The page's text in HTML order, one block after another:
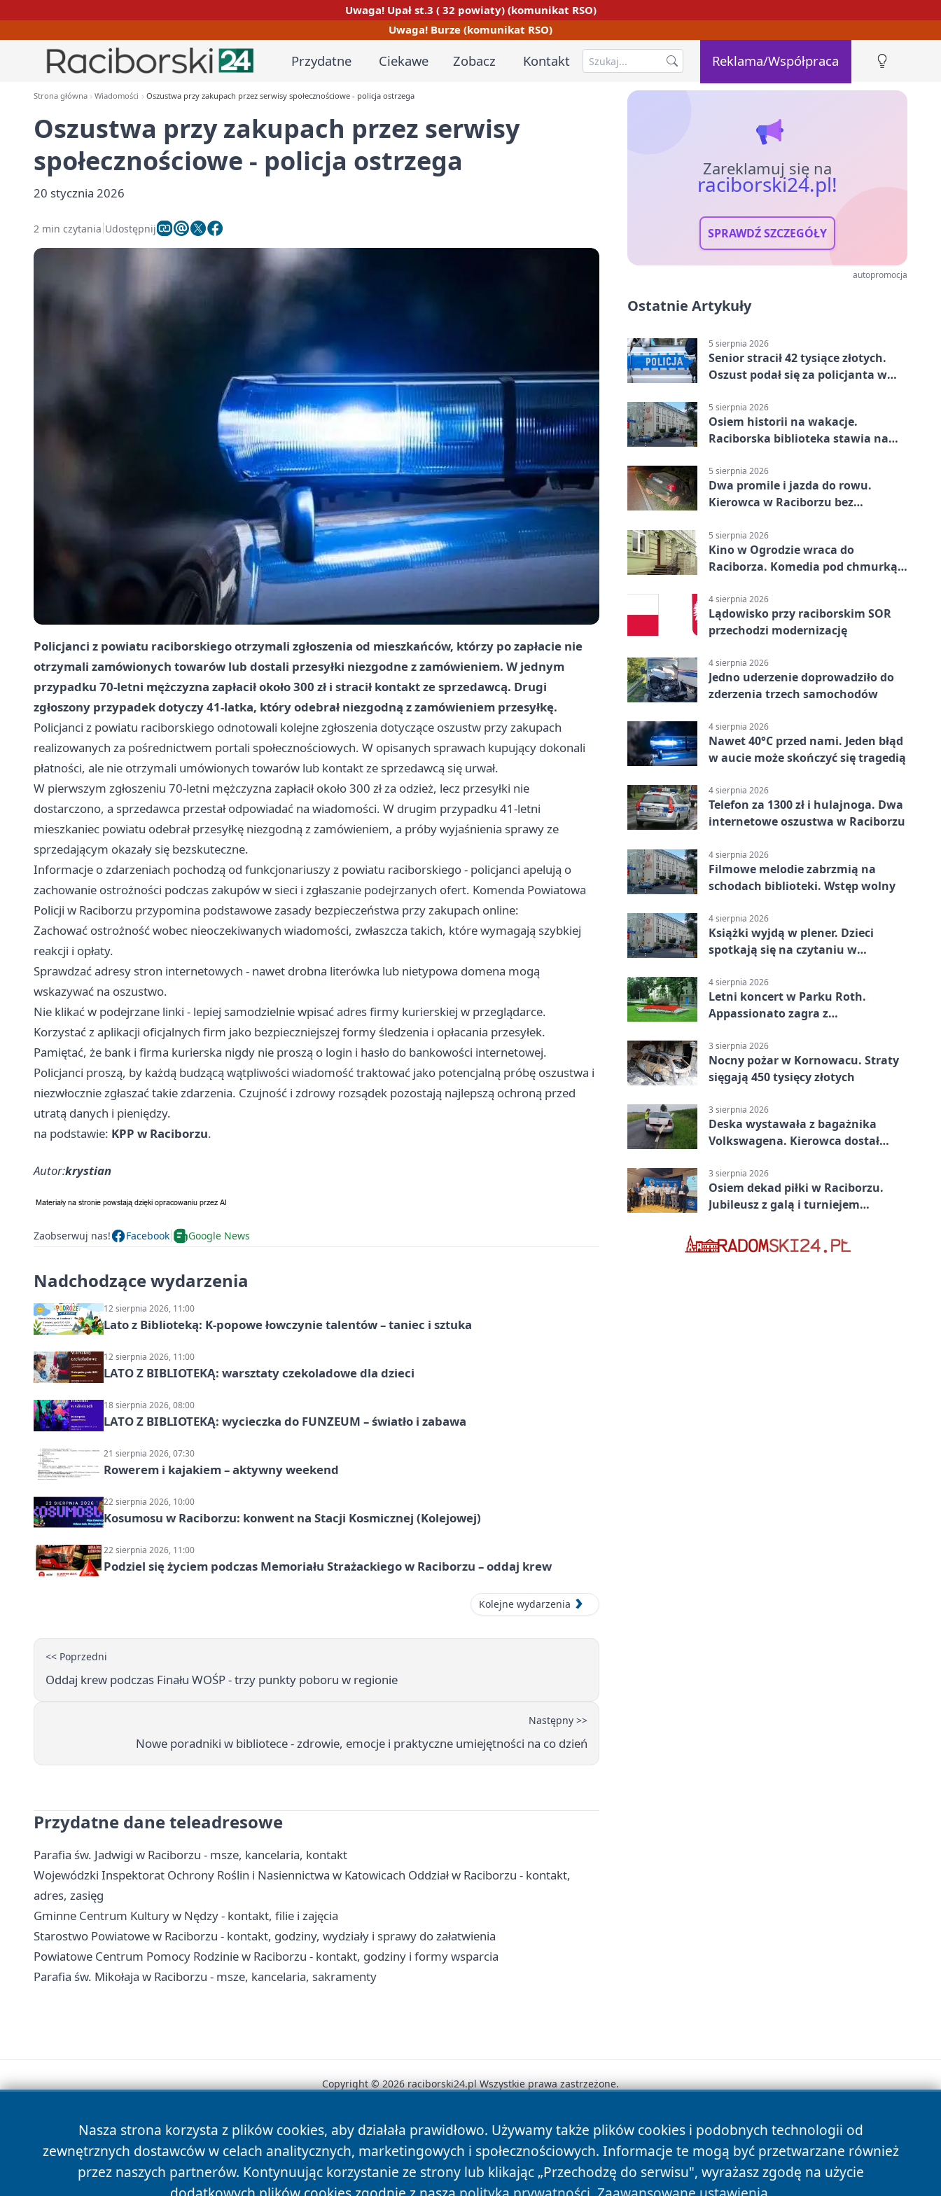
Uwaga! Upał st.3 ( 32 powiaty) (komunikat RSO)
Uwaga! Burze (komunikat RSO)
Przydatne Ciekawe Zobacz Kontakt Reklama/Współpraca
Strona główna Wiadomości Oszustwa przy zakupach przez serwisy społecznościowe - policja ostrzega
Oszustwa przy zakupach przez serwisy
społecznościowe - policja ostrzega
20 stycznia 2026
2 min czytania Udostępnij
Policjanci z powiatu raciborskiego otrzymali zgłoszenia od mieszkańców, którzy po zapłacie nie
otrzymali zamówionych towarów lub dostali przesyłki niezgodne z zamówieniem. W jednym
przypadku 70-letni mężczyzna zapłacił około 300 zł i stracił kontakt ze sprzedawcą. Drugi
zgłoszony przypadek dotyczy 41-latka, który odebrał niezgodną z zamówieniem przesyłkę.
Policjanci z powiatu raciborskiego odnotowali kolejne zgłoszenia dotyczące oszustw przy zakupach
realizowanych za pośrednictwem portali społecznościowych. W opisanych sprawach kupujący dokonali
płatności, ale nie otrzymali umówionych towarów lub kontakt ze sprzedawcą się urwał.
W pierwszym zgłoszeniu 70-letni mężczyzna zapłacił około 300 zł za odzież, lecz przesyłki nie
dostarczono, a sprzedawca przestał odpowiadać na wiadomości. W drugim przypadku 41-letni
mieszkaniec powiatu odebrał przesyłkę niezgodną z zamówieniem, a próby wyjaśnienia sprawy ze
sprzedającym okazały się bezskuteczne.
Informacje o zdarzeniach pochodzą od funkcjonariuszy z powiatu raciborskiego - policjanci apelują o
zachowanie ostrożności podczas zakupów w sieci i zgłaszanie podejrzanych ofert. Komenda Powiatowa
Policji w Raciborzu przypomina podstawowe zasady bezpieczeństwa przy zakupach online:
Zachować ostrożność wobec nieoczekiwanych wiadomości, zwłaszcza takich, które wymagają szybkiej
reakcji i opłaty.
Sprawdzać adresy stron internetowych - nawet drobna literówka lub nietypowa domena mogą
wskazywać na oszustwo.
Nie klikać w podejrzane linki - lepiej samodzielnie wpisać adres firmy kurierskiej w przeglądarce.
Korzystać z aplikacji oficjalnych firm jako bezpieczniejszej formy śledzenia i opłacania przesyłek.
Pamiętać, że bank i firma kurierska nigdy nie proszą o login i hasło do bankowości internetowej.
Policjanci proszą, by każdą budzącą wątpliwości wiadomość traktować jako potencjalną próbę oszustwa i
niezwłocznie zgłaszać takie zdarzenia. Czujność i zdrowy rozsądek pozostają najlepszą ochroną przed
utratą danych i pieniędzy.
na podstawie: KPP w Raciborzu.
Autor:krystian
Zaobserwuj nas! Facebook Google News
Nadchodzące wydarzenia
12 sierpnia 2026, 11:00
Lato z Biblioteką: K-popowe łowczynie talentów – taniec i sztuka
12 sierpnia 2026, 11:00
LATO Z BIBLIOTEKĄ: warsztaty czekoladowe dla dzieci
18 sierpnia 2026, 08:00
LATO Z BIBLIOTEKĄ: wycieczka do FUNZEUM – światło i zabawa
21 sierpnia 2026, 07:30
Rowerem i kajakiem – aktywny weekend
22 sierpnia 2026, 10:00
Kosumosu w Raciborzu: konwent na Stacji Kosmicznej (Kolejowej)
22 sierpnia 2026, 11:00
Podziel się życiem podczas Memoriału Strażackiego w Raciborzu – oddaj krew
Kolejne wydarzenia
<< Poprzedni
Oddaj krew podczas Finału WOŚP - trzy punkty poboru w regionie
Następny >>
Nowe poradniki w bibliotece - zdrowie, emocje i praktyczne umiejętności na co dzień
Przydatne dane teleadresowe
Parafia św. Jadwigi w Raciborzu - msze, kancelaria, kontakt
Wojewódzki Inspektorat Ochrony Roślin i Nasiennictwa w Katowicach Oddział w Raciborzu - kontakt,
adres, zasięg
Gminne Centrum Kultury w Nędzy - kontakt, filie i zajęcia
Starostwo Powiatowe w Raciborzu - kontakt, godziny, wydziały i sprawy do załatwienia
Powiatowe Centrum Pomocy Rodzinie w Raciborzu - kontakt, godziny i formy wsparcia
Parafia św. Mikołaja w Raciborzu - msze, kancelaria, sakramenty
Zareklamuj się na
raciborski24.pl!
SPRAWDŹ SZCZEGÓŁY
autopromocja
Ostatnie Artykuły
5 sierpnia 2026
Senior stracił 42 tysiące złotych.
Oszust podał się za policjanta w
5 sierpnia 2026
Osiem historii na wakacje.
Raciborska biblioteka stawia na
5 sierpnia 2026
Dwa promile i jazda do rowu.
Kierowca w Raciborzu bez
5 sierpnia 2026
Kino w Ogrodzie wraca do
Raciborza. Komedia pod chmurką
4 sierpnia 2026
Lądowisko przy raciborskim SOR
przechodzi modernizację
4 sierpnia 2026
Jedno uderzenie doprowadziło do
zderzenia trzech samochodów
4 sierpnia 2026
Nawet 40°C przed nami. Jeden błąd
w aucie może skończyć się tragedią
4 sierpnia 2026
Telefon za 1300 zł i hulajnoga. Dwa
internetowe oszustwa w Raciborzu
4 sierpnia 2026
Filmowe melodie zabrzmią na
schodach biblioteki. Wstęp wolny
4 sierpnia 2026
Książki wyjdą w plener. Dzieci
spotkają się na czytaniu w
4 sierpnia 2026
Letni koncert w Parku Roth.
Appassionato zagra z
3 sierpnia 2026
Nocny pożar w Kornowacu. Straty
sięgają 450 tysięcy złotych
3 sierpnia 2026
Deska wystawała z bagażnika
Volkswagena. Kierowca dostał
3 sierpnia 2026
Osiem dekad piłki w Raciborzu.
Jubileusz z galą i turniejem
Nasza strona korzysta z plików cookies, aby działała prawidłowo. Używamy także plików cookies i podobnych technologii od
zewnętrznych dostawców w celach analitycznych, marketingowych i społecznościowych. Informacje te mogą być przetwarzane również
przez naszych partnerów. Kontynuując korzystanie ze strony lub klikając „Przechodzę do serwisu", wyrażasz zgodę na użycie
Copyright © 2026 raciborski24.pl Wszystkie prawa zastrzeżone.
News Autorzy Polityka Prywatności Polityka Cookies